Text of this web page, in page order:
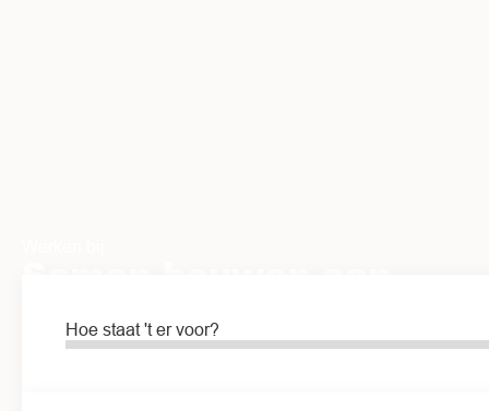
MFA Langeveen
Hoe staat 't er voor?